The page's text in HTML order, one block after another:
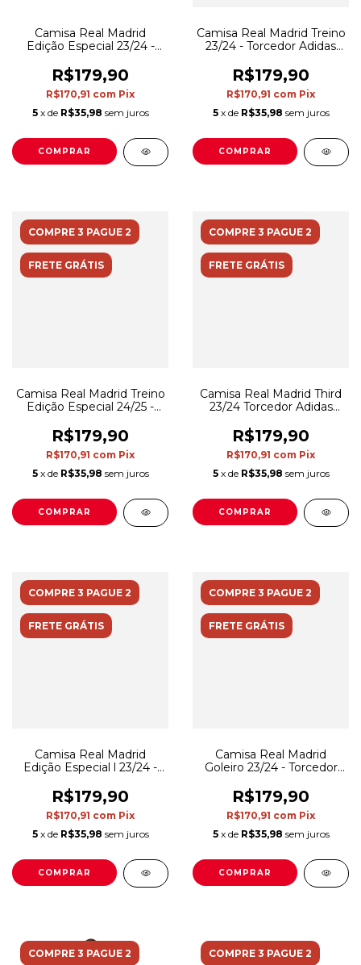
Camisa Real Madrid
Edição Especial 23/24 -
- Branca com detalhes em
azul
R$179,90
R$170,91 com Pix
5 x de R$35,98 sem juros
COMPRAR
Camisa Real Madrid Treino
23/24 - Torcedor Adidas
detalhes em azul
R$179,90
R$170,91 com Pix
5 x de R$35,98 sem juros
COMPRAR
COMPRE 3 PAGUE 2
FRETE GRÁTIS
Camisa Real Madrid Treino
Edição Especial 24/25 -
- Preta com detalhes
multicoloridas
R$179,90
R$170,91 com Pix
5 x de R$35,98 sem juros
COMPRAR
COMPRE 3 PAGUE 2
FRETE GRÁTIS
Camisa Real Madrid Third
23/24 Torcedor Adidas
R$179,90
R$170,91 com Pix
5 x de R$35,98 sem juros
COMPRAR
COMPRE 3 PAGUE 2
FRETE GRÁTIS
Camisa Real Madrid
Edição Especial l 23/24 -
- Preta com detalhes em
amarelo e branco
R$179,90
R$170,91 com Pix
5 x de R$35,98 sem juros
COMPRAR
COMPRE 3 PAGUE 2
FRETE GRÁTIS
Camisa Real Madrid
Goleiro 23/24 - Torcedor
com detalhes em roxo
R$179,90
R$170,91 com Pix
5 x de R$35,98 sem juros
COMPRAR
COMPRE 3 PAGUE 2 COMPRE 3 PAGUE 2